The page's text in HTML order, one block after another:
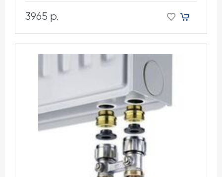
3965 р.